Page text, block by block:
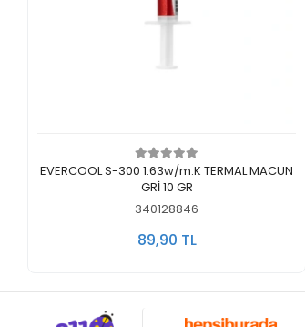
Sepete Ekle
EVERCOOL S-300 1.63w/m.K TERMAL MACUN
GRİ 10 GR
340128846
89,90 TL